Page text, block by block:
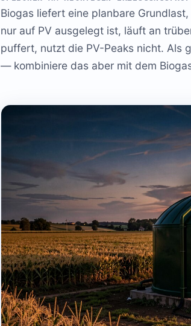
Biogas liefert eine planbare
nur auf PV ausgelegt ist, läuft an
puffert, nutzt die PV-Peaks nicht. Als
— kombiniere das aber mit dem